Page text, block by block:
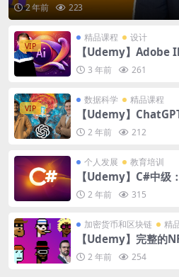
2 年前
223
VIP
精品课程 设计
【Udemy】
Illustrator CC
3 年前 261
VIP
数据科学 精品课程
【Udemy】
者到专家指南
2 年前 212
个人发展 教育培训
【Udemy】C#中级
2 年前 315
加密货币和区块链 精
【Udemy】完整的
2 年前 254